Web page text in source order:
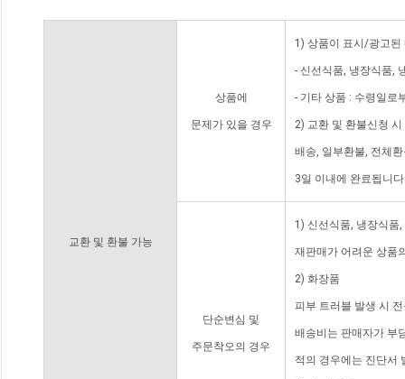
교환 및 환불 가능
상품에
문제가 있을 경우
1) 상품이 표시/광고된
- 신선식품, 냉장식품,
- 기타 상품 : 수령일로
2) 교환 및 환불신청
배송, 일부환불, 전체
3일 이내에 완료됩니
단순변심 및
주문착오의 경우
1) 신선식품, 냉장식품
재판매가 어려운 상품
2) 화장품
피부 트러블 발생 시
배송비는 판매자가 부
적의 경우에는 진단서